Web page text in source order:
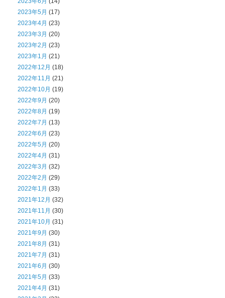
2023年5月 (17)
2023年4月 (23)
2023年3月 (20)
2023年2月 (23)
2023年1月 (21)
2022年12月 (18)
2022年11月 (21)
2022年10月 (19)
2022年9月 (20)
2022年8月 (19)
2022年7月 (13)
2022年6月 (23)
2022年5月 (20)
2022年4月 (31)
2022年3月 (32)
2022年2月 (29)
2022年1月 (33)
2021年12月 (32)
2021年11月 (30)
2021年10月 (31)
2021年9月 (30)
2021年8月 (31)
2021年7月 (31)
2021年6月 (30)
2021年5月 (33)
2021年4月 (31)